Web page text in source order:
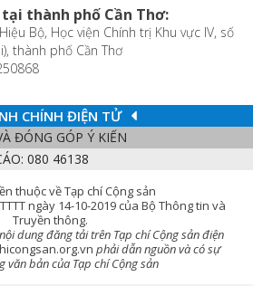
thành phố Cần Thơ:
Bộ, Học viện Chính trị Khu vực IV, số
thành phố Cần Thơ
CHÍNH ĐIỆN TỬ
ĐÓNG GÓP Ý KIẾN
080 46138
thuộc về Tạp chí Cộng sản
ngày 14-10-2019 của Bộ Thông tin và
Truyền thông.
dung đăng tải trên Tạp chí Cộng sản điện
phải dẫn nguồn và có sự
văn bản của Tạp chí Cộng sản